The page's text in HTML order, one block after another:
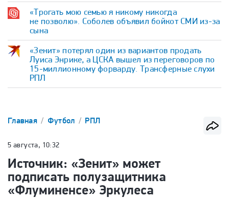
«Трогать мою семью я никому никогда
не позволю». Соболев объявил бойкот СМИ из-за
сына
«Зенит» потерял один из вариантов продать
Луиса Энрике, а ЦСКА вышел из переговоров по
15-миллионному форварду. Трансферные слухи
РПЛ
Главная Футбол РПЛ
5 августа, 10:32
Источник: «Зенит» может
подписать полузащитника
«Флуминенсе» Эркулеса